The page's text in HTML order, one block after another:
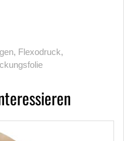
, Flexodruck,